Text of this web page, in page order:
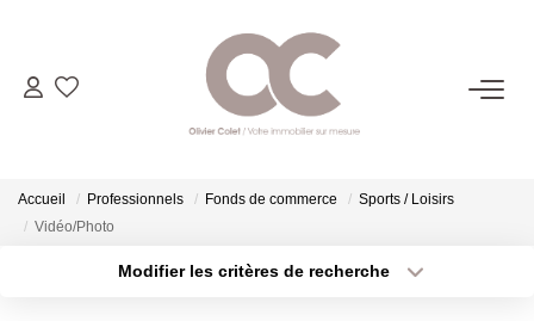
06.14.98.69.34
ACHETER
LOUER
Accueil Professionnels Fonds de commerce
Sports / Loisirs
Vidéo/Photo
Modifier les critères de recherche